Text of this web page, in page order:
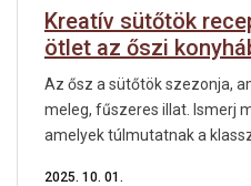
Kreatív sütőtök
ötlet az őszi
Az ősz a sütőtök szezonja,
meleg, fűszeres illat. Ismerj
amelyek túlmutatnak a
2025. 10. 01.